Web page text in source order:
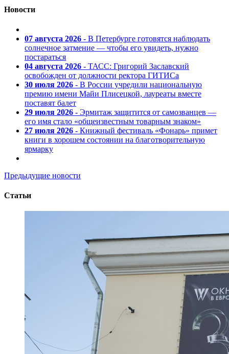
Новости
07 августа 2026 - В Петербурге готовятся наблюдать
солнечное затмение — чтобы его увидеть, нужно
постараться
04 августа 2026 - ТАСС: Григорий Заславский
освобожден от должности ректора ГИТИСа
30 июля 2026 - В России учредили национальную
премию имени Майи Плисецкой, лауреаты вместе
поставят балет
29 июля 2026 - Эрмитаж защитится от самозванцев —
его имя стало «общеизвестным товарным знаком»
27 июля 2026 - Книжный фестиваль «Фонарь» примет
книги в хорошем состоянии на благотворительную
ярмарку
Предыдущие новости
Статьи